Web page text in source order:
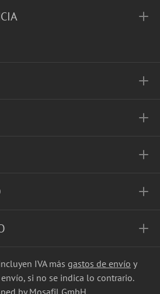
IVA más gastos de envío y
si no se indica lo contrario.